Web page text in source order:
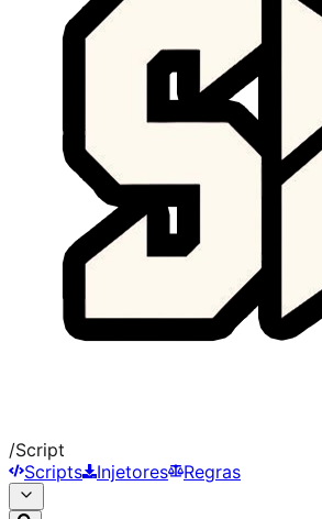
/Script
Scripts
Injetores Regras